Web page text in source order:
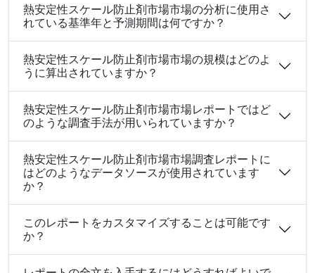
熱安定性スケール防止剤市場市場の分析に使用さ
れている基準年と予測期間は何ですか？
熱安定性スケール防止剤市場市場の規模はどのよ
うに算出されていますか？
熱安定性スケール防止剤市場市場レポートではど
のような調査手法が用いられていますか？
熱安定性スケール防止剤市場市場調査レポートに
はどのようなデータソースが使用されています
か？
このレポートをカスタマイズすることは可能です
か？